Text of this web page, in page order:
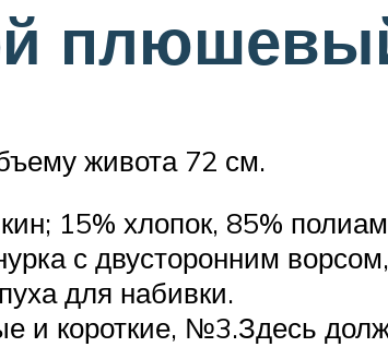
живота 72 см.
15% хлопок, 85%
с двусторонним
для набивки.
и короткие, №3.Здесь